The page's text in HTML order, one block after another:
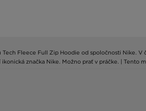
Fleece Full Zip Hoodie od spoločnosti Nike.
značka Nike. Možno prať v práčke. | Tento